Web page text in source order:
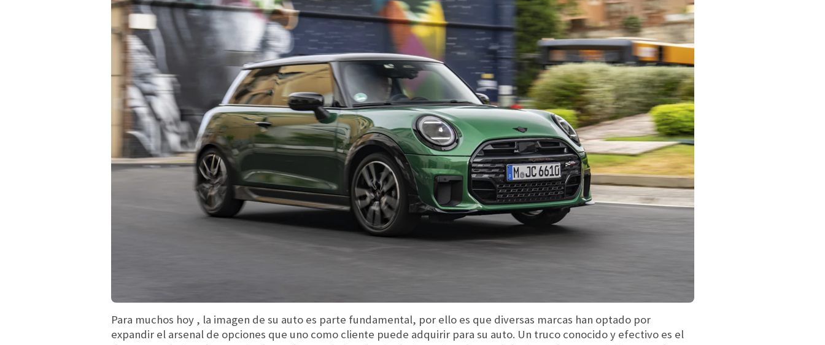
Para muchos hoy , la imagen de su auto es parte fundamental, por ello es que diversas marcas han optado por
expandir el arsenal de opciones que uno como cliente puede adquirir para su auto. Un truco conocido y efectivo es el